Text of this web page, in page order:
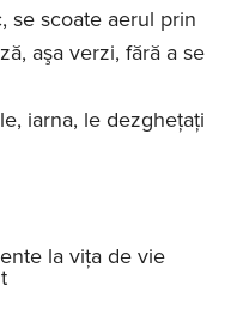
se scoate aerul prin
aşa verzi, fără a se
iarna, le dezgheţaţi
la vița de vie